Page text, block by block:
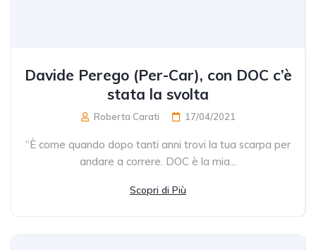
Davide Perego (Per-Car), con DOC c’è
stata la svolta
Roberta Carati 17/04/2021
“È come quando dopo tanti anni trovi la tua scarpa per
andare a correre. DOC è la mia...
Scopri di Più